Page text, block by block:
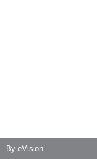
By eVision